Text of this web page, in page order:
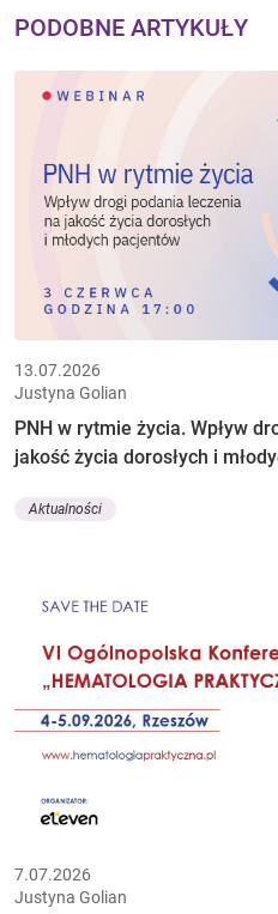
PODOBNE ARTYKUŁY
13.07.2026
Justyna Golian
PNH w rytmie życia. Wpływ
jakość życia dorosłych i
Aktualności
7.07.2026
Justyna Golian